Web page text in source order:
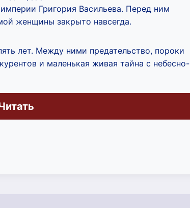
Григория Васильева. Перед ним
женщины закрыто навсегда.
лет. Между ними предательство, пороки
и маленькая живая тайна с небесно-